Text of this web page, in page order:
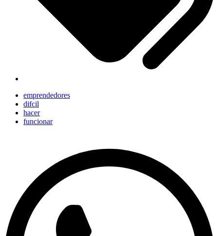
emprendedores
difcil
hacer
funcionar